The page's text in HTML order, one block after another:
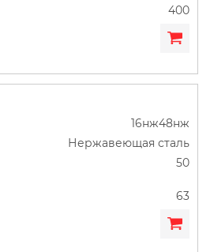
400
16нж48нж
Нержавеющая сталь
50
63